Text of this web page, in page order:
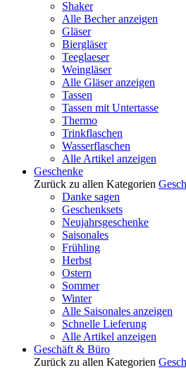
Shaker
Alle Becher anzeigen
Gläser
Biergläser
Teeglaeser
Weingläser
Alle Gläser anzeigen
Tassen
Tassen mit Untertasse
Thermo
Trinkflaschen
Wasserflaschen
Alle Artikel anzeigen
Geschenke
Zurück zu allen Kategorien
Danke sagen
Geschenksets
Neujahrsgeschenke
Saisonales
Frühling
Herbst
Ostern
Sommer
Winter
Alle Saisonales anzeigen
Schnelle Lieferung
Alle Artikel anzeigen
Geschäft & Büro
Zurück zu allen Kategorien